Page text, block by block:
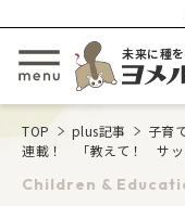
メニューを開閉す
未来に種を
TOP plus記事 子育
連載！ 「教えて！ サッ
Children &